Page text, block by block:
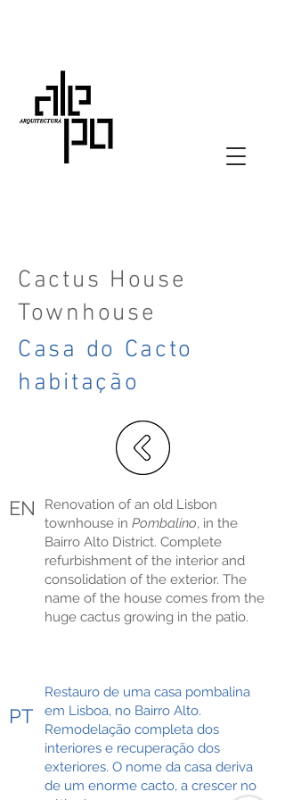
Cactus House
Townhouse
Casa do Cacto
habitação
EN
Renovation of an old Lisbon
townhouse in Pombalino, in the
Bairro Alto District. Complete
refurbishment of the interior and
consolidation of the exterior. The
name of the house comes from the
huge cactus growing in the patio.
Restauro de uma casa pombalina
em Lisboa, no Bairro Alto.
Remodelação completa dos
interiores e recuperação dos
exteriores. O nome da casa deriva
de um enorme cacto, a crescer no
PT